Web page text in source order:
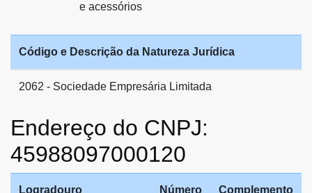
e acessórios
Código e Descrição da Natureza Jurídica
2062 - Sociedade Empresária Limitada
Endereço do CNPJ:
45988097000120
Logradouro Número Complemento